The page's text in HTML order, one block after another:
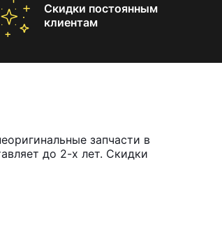
Скидки постоянным
клиентам
запчасти в
до 2-х лет. Скидки